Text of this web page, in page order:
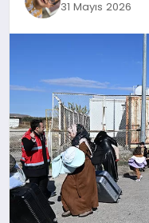
NURHAK31 Mayıs 2026